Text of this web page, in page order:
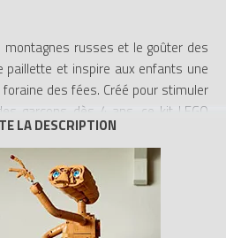
russes et le goûter des
paillette et inspire aux enfants une
des fées. Créé pour stimuler
garçons dès 4 ans, ce kit LEGO
inclut une mini-poupée de Gabby et
et Chalicorne. Balancez-vous avec
dans les tasses à thé et filez sur les
Quand vient l’heure d e faire une
un goûter festif au pavillon